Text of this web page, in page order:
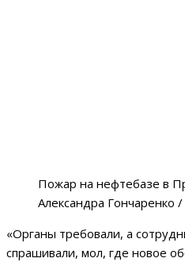
Пожар на нефтебазе в
Александра Гончаренко
«Органы требовали, а
спрашивали, мол, где новое